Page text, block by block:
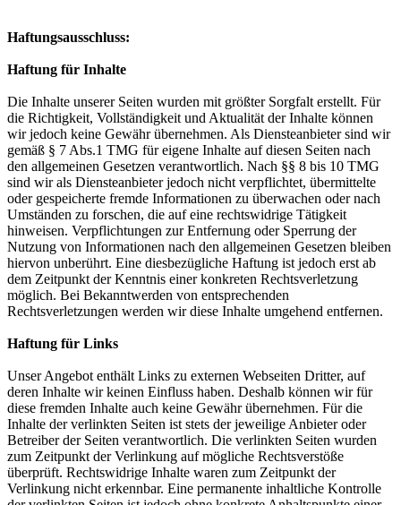
Haftungsausschluss:
Haftung für Inhalte
Die Inhalte unserer Seiten wurden mit größter Sorgfalt erstellt. Für
die Richtigkeit, Vollständigkeit und Aktualität der Inhalte können
wir jedoch keine Gewähr übernehmen. Als Diensteanbieter sind wir
gemäß § 7 Abs.1 TMG für eigene Inhalte auf diesen Seiten nach
den allgemeinen Gesetzen verantwortlich. Nach §§ 8 bis 10 TMG
sind wir als Diensteanbieter jedoch nicht verpflichtet, übermittelte
oder gespeicherte fremde Informationen zu überwachen oder nach
Umständen zu forschen, die auf eine rechtswidrige Tätigkeit
hinweisen. Verpflichtungen zur Entfernung oder Sperrung der
Nutzung von Informationen nach den allgemeinen Gesetzen bleiben
hiervon unberührt. Eine diesbezügliche Haftung ist jedoch erst ab
dem Zeitpunkt der Kenntnis einer konkreten Rechtsverletzung
möglich. Bei Bekanntwerden von entsprechenden
Rechtsverletzungen werden wir diese Inhalte umgehend entfernen.
Haftung für Links
Unser Angebot enthält Links zu externen Webseiten Dritter, auf
deren Inhalte wir keinen Einfluss haben. Deshalb können wir für
diese fremden Inhalte auch keine Gewähr übernehmen. Für die
Inhalte der verlinkten Seiten ist stets der jeweilige Anbieter oder
Betreiber der Seiten verantwortlich. Die verlinkten Seiten wurden
zum Zeitpunkt der Verlinkung auf mögliche Rechtsverstöße
überprüft. Rechtswidrige Inhalte waren zum Zeitpunkt der
Verlinkung nicht erkennbar. Eine permanente inhaltliche Kontrolle